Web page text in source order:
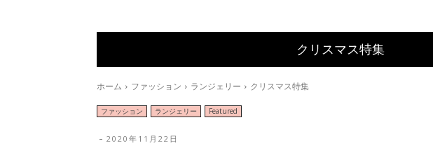
クリスマス特集
ホーム ファッション ランジェリー クリスマス特集
ファッション ランジェリー Featured
- 2020年11月22日